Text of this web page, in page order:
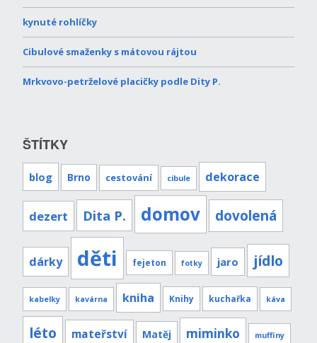
kynuté rohlíčky
Cibulové smaženky s mátovou rájtou
Mrkvovo-petrželové placičky podle Dity P.
ŠTÍTKY
blog Brno cestování cibule dekorace
dezert Dita P. domov dovolená
dárky děti fejeton fotky jaro jídlo
kabelky kavárna kniha Knihy kuchařka káva
léto mateřství Matěj miminko muffiny